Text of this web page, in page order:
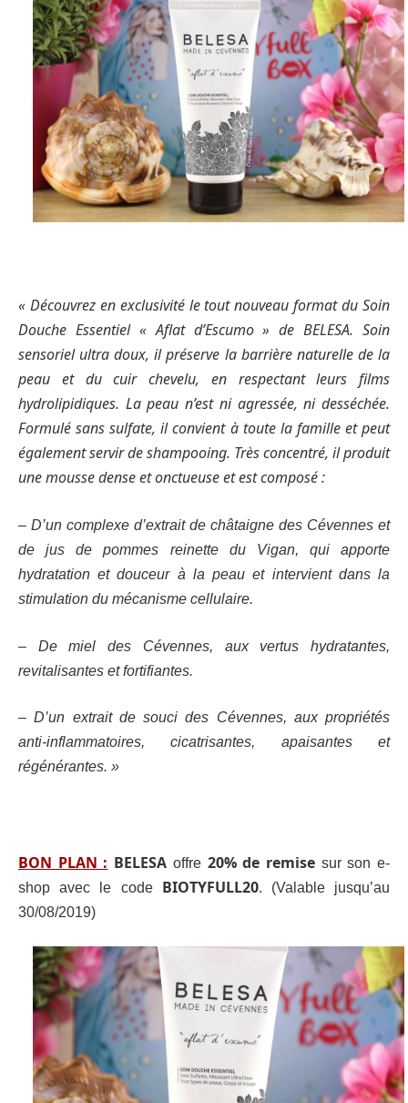
« Découvrez en exclusivité le tout nouveau format du Soin
Douche Essentiel « Aflat d’Escumo » de BELESA. Soin
sensoriel ultra doux, il préserve la barrière naturelle de la
peau et du cuir chevelu, en respectant leurs films
hydrolipidiques. La peau n’est ni agressée, ni desséchée.
Formulé sans sulfate, il convient à toute la famille et peut
également servir de shampooing. Très concentré, il produit
une mousse dense et onctueuse et est composé :
– D’un complexe d’extrait de châtaigne des Cévennes et
de jus de pommes reinette du Vigan, qui apporte
hydratation et douceur à la peau et intervient dans la
stimulation du mécanisme cellulaire.
– De miel des Cévennes, aux vertus hydratantes,
revitalisantes et fortifiantes.
– D’un extrait de souci des Cévennes, aux propriétés
anti-inflammatoires, cicatrisantes, apaisantes et
régénérantes. »
BON PLAN : BELESA offre 20% de remisesur son e-
shop avec le code BIOTYFULL20. (Valable jusqu’au
30/08/2019)